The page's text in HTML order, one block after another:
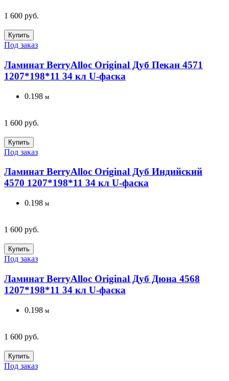
1 600 руб.
Купить
Под заказ
Ламинат BerryAlloc Original Дуб Пекан 4571
1207*198*11 34 кл U-фаска
0.198 м
1 600 руб.
Купить
Под заказ
Ламинат BerryAlloc Original Дуб Индийский
4570 1207*198*11 34 кл U-фаска
0.198 м
1 600 руб.
Купить
Под заказ
Ламинат BerryAlloc Original Дуб Дюна 4568
1207*198*11 34 кл U-фаска
0.198 м
1 600 руб.
Купить
Под заказ